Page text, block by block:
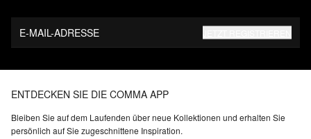
E-MAIL-ADRESSE
ENTDECKEN SIE DIE COMMA APP
Bleiben Sie auf dem Laufenden über neue Kollektionen und erhalten Sie
persönlich auf Sie zugeschnittene Inspiration.